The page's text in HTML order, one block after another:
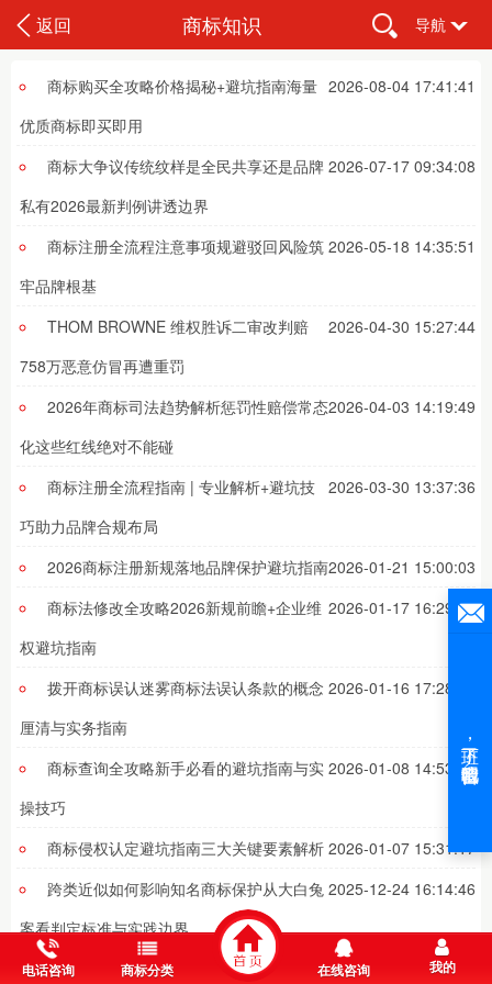
返回 商标知识 导航
2026-08-04 17:41:41
商标购买全攻略价格揭秘+避坑指南海量
优质商标即买即用
2026-07-17 09:34:08
商标大争议传统纹样是全民共享还是品牌
私有2026最新判例讲透边界
2026-05-18 14:35:51
商标注册全流程注意事项规避驳回风险筑
牢品牌根基
2026-04-30 15:27:44
THOM BROWNE 维权胜诉二审改判赔
758万恶意仿冒再遭重罚
2026-04-03 14:19:49
2026年商标司法趋势解析惩罚性赔偿常态
化这些红线绝对不能碰
2026-03-30 13:37:36
商标注册全流程指南 | 专业解析+避坑技
巧助力品牌合规布局
2026-01-21 15:00:03
2026商标注册新规落地品牌保护避坑指南
2026-01-17 16:29:58
商标法修改全攻略2026新规前瞻+企业维
权避坑指南
2026-01-16 17:28:47
拨开商标误认迷雾商标法误认条款的概念
厘清与实务指南
2026-01-08 14:53:42
商标查询全攻略新手必看的避坑指南与实
操技巧
2026-01-07 15:31:17
商标侵权认定避坑指南三大关键要素解析
2025-12-24 16:14:46
跨类近似如何影响知名商标保护从大白兔
案看判定标准与实践边界
2025-12-23 17:23:00
商标注册新规增设专章如何重塑品牌保护
电话咨询 商标分类 在线咨询 我的